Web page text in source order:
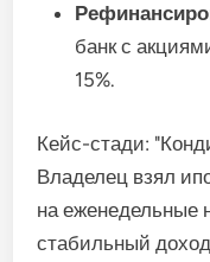
банк с
15%.
Кейс-стади:
Владелец взял
на еженедельные
стабильный